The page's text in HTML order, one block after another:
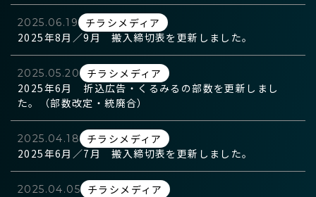
2025.06.19
チラシメディア
2025年8月／9月 搬入締切表を更新しました。
2025.05.20
チラシメディア
2025年6月 折込広告・くるみるの部数を更新しまし
た。（部数改定・統廃合）
2025.04.18
チラシメディア
2025年6月／7月 搬入締切表を更新しました。
2025.04.05 チラシメディア